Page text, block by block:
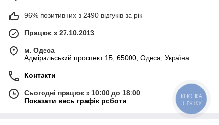
96% позитивних з 2490 відгуків за рік
Працює з 27.10.2013
м. Одеса
Адміральський проспект 1Б, 65000, Одеса, Україна
Контакти
Сьогодні працює з 10:00 до 18:00
Показати весь графік роботи
КНОПКА
ЗВ'ЯЗКУ